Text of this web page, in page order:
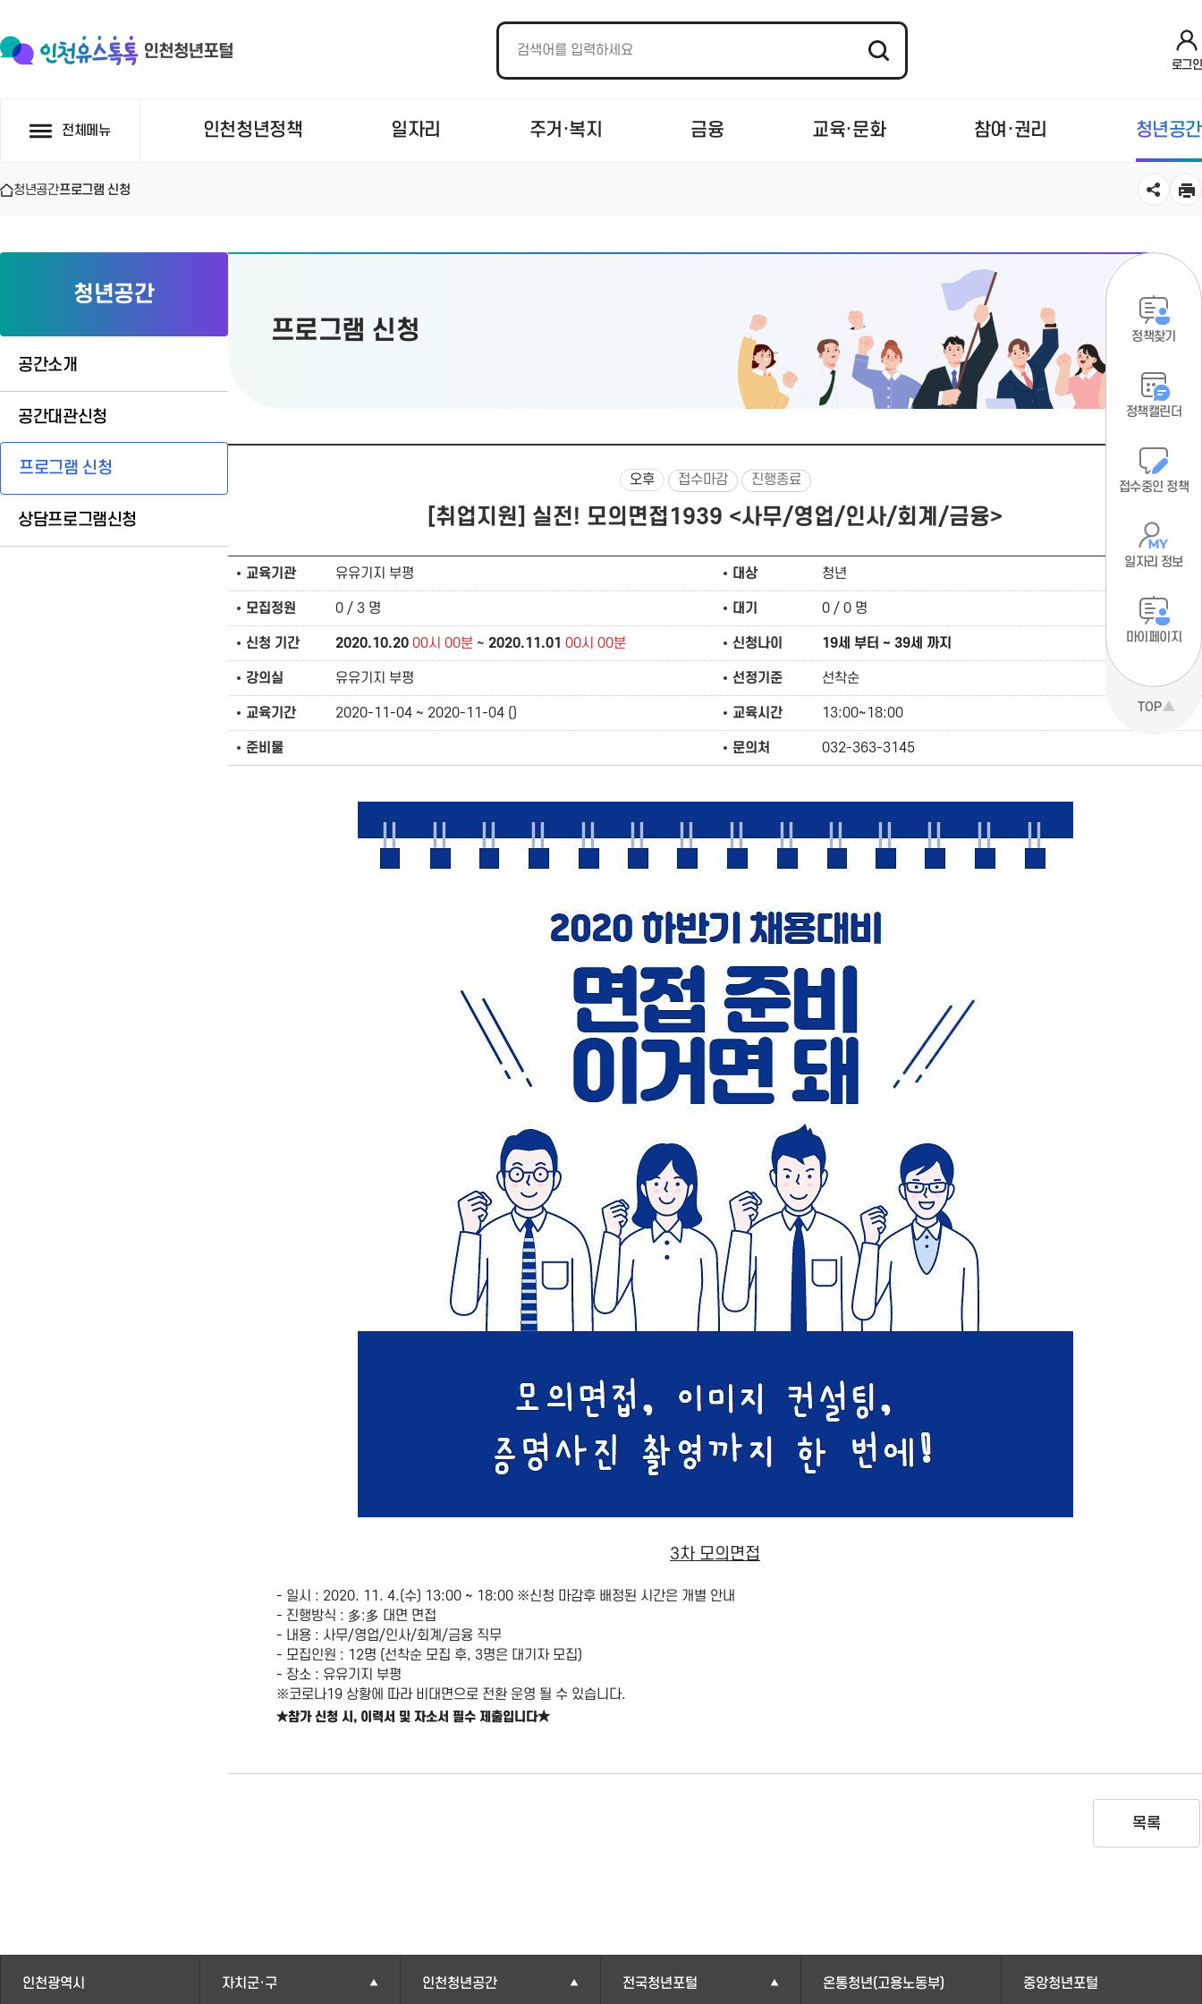
로그인
전체메뉴 인천청년정책 일자리 주거·복지 금융 교육·문화 참여·권리 청년공간
청년공간프로그램 신청
청년공간
공간소개
공간대관신청
프로그램 신청
상담프로그램신청
프로그램 신청
오후 접수마감 진행종료
[취업지원] 실전! 모의면접1939 <사무/영업/인사/회계/금융>
교육기관 유유기지 부평 대상 청년
모집정원 0 / 3 명 대기 0 / 0 명
신청 기간 2020.10.20 00시 00분 ~ 2020.11.01 00시 00분 신청나이 19세 부터 ~ 39세 까지
강의실 유유기지 부평 선정기준 선착순
교육기간 2020-11-04 ~ 2020-11-04 () 교육시간 13:00~18:00
준비물 문의처 032-363-3145
3차 모의면접
- 일시 : 2020. 11. 4.(수) 13:00 ~ 18:00 ※신청 마감후 배정된 시간은 개별 안내
- 진행방식 : 多:多 대면 면접
- 내용 : 사무/영업/인사/회계/금융 직무
- 모집인원 : 12명 (선착순 모집 후, 3명은 대기자 모집)
- 장소 : 유유기지 부평
※코로나19 상황에 따라 비대면으로 전환 운영 될 수 있습니다.
★참가 신청 시, 이력서 및 자소서 필수 제출입니다★
목록
정책찾기
정책캘린더
접수중인 정책
일자리 정보
마이페이지
TOP
인천광역시 자치군·구 인천청년공간 전국청년포털 온통청년(고용노동부) 중앙청년포털